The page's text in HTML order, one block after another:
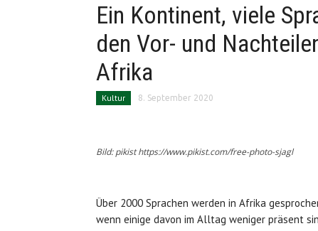
Ein Kontinent, viele
den Vor- und
Afrika
Kultur 8. September 2020
Bild: pikist https://www.pikist.com/free-photo-sjagl
Über 2000 Sprachen werden in Afrika
wenn einige davon im Alltag weniger präsent